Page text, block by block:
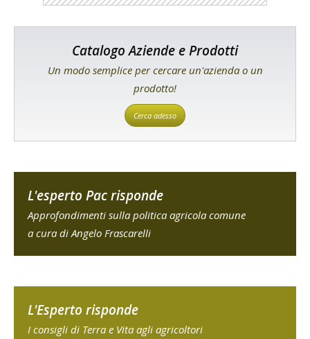
Catalogo Aziende e Prodotti
Un modo semplice per cercare un'azienda o un
prodotto!
Cerca adesso
L'esperto Pac risponde
Approfondimenti sulla politica agricola comune
a cura di Angelo Frascarelli
L'Esperto risponde
I consigli di Terra e Vita agli agricoltori